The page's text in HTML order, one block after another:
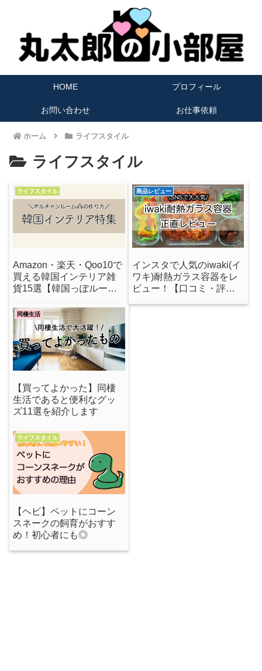
HOME プロフィール
お問い合わせ お仕事依頼
ホーム ライフスタイル
ライフスタイル
ライフスタイル
Amazon・楽天・Qoo10で
買える韓国インテリア雑
貨15選【韓国っぽルーム
商品レビュー
インスタで人気のiwaki(イ
ワキ)耐熱ガラス容器をレ
ビュー！【口コミ・評
同棲生活
【買ってよかった】同棲
生活であると便利なグッ
ズ11選を紹介します
ライフスタイル
【ヘビ】ペットにコーン
スネークの飼育がおすす
め！初心者にも◎